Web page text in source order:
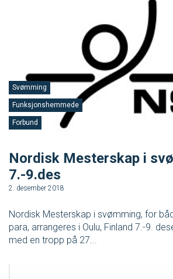
Forbund
Funksjonshemmede
Svømming
Nordisk Mesterskap i
7.-9.des
2. desember 2018
Nordisk Mesterskap i svømming, for
para, arrangeres i Oulu, Finland 7.-9.
med en tropp på 27...